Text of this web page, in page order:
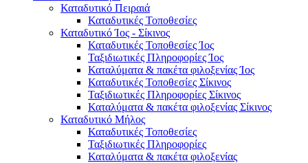
Καταδυτικό Πειραιά
Καταδυτικές Τοποθεσίες
Καταδυτικό Ίος - Σίκινος
Καταδυτικές Τοποθεσίες Ίος
Ταξιδιωτικές Πληροφορίες Ίος
Καταλύματα & πακέτα φιλοξενίας Ίος
Καταδυτικές Τοποθεσίες Σίκινος
Ταξιδιωτικές Πληροφορίες Σίκινος
Καταλύματα & πακέτα φιλοξενίας Σίκινος
Καταδυτικό Μήλος
Καταδυτικές Τοποθεσίες
Ταξιδιωτικές Πληροφορίες
Καταλύματα & πακέτα φιλοξενίας